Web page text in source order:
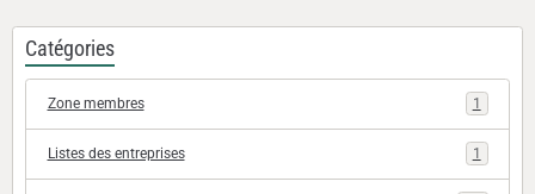
Catégories
Zone membres 1
Listes des entreprises 1